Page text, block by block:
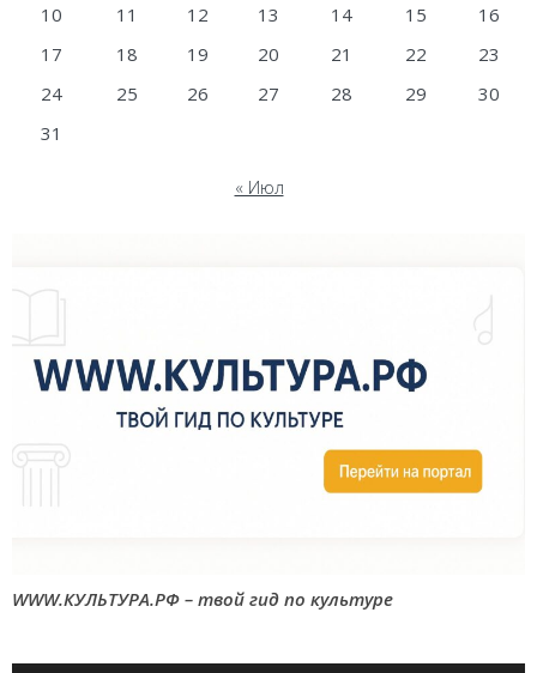
10
11 12 13 14 15
16
17
18 19 20 21 22
23
24
25 26 27 28 29
30
31
« Июл
WWW.КУЛЬТУРА.РФ – твой гид по культуре